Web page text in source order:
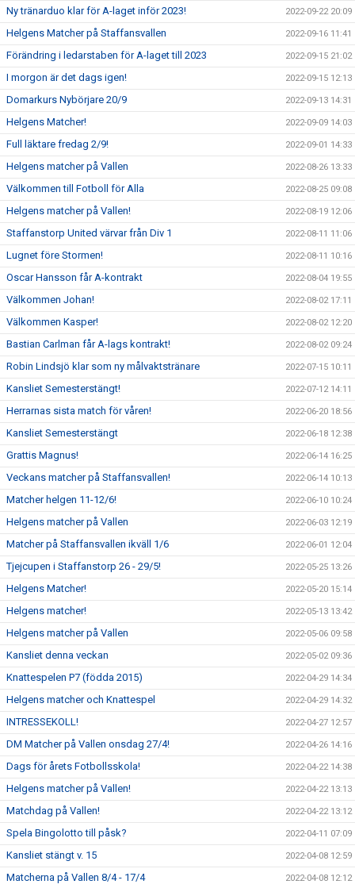
Ny tränarduo klar för A-laget inför 2023! 2022-09-22 20:09
Helgens Matcher på Staffansvallen 2022-09-16 11:41
Förändring i ledarstaben för A-laget till 2023 2022-09-15 21:02
I morgon är det dags igen! 2022-09-15 12:13
Domarkurs Nybörjare 20/9 2022-09-13 14:31
Helgens Matcher! 2022-09-09 14:03
Full läktare fredag 2/9! 2022-09-01 14:33
Helgens matcher på Vallen 2022-08-26 13:33
Välkommen till Fotboll för Alla 2022-08-25 09:08
Helgens matcher på Vallen! 2022-08-19 12:06
Staffanstorp United värvar från Div 1 2022-08-11 11:06
Lugnet före Stormen! 2022-08-11 10:16
Oscar Hansson får A-kontrakt 2022-08-04 19:55
Välkommen Johan! 2022-08-02 17:11
Välkommen Kasper! 2022-08-02 12:20
Bastian Carlman får A-lags kontrakt! 2022-08-02 09:24
Robin Lindsjö klar som ny målvaktstränare 2022-07-15 10:11
Kansliet Semesterstängt! 2022-07-12 14:11
Herrarnas sista match för våren! 2022-06-20 18:56
Kansliet Semesterstängt 2022-06-18 12:38
Grattis Magnus! 2022-06-14 16:25
Veckans matcher på Staffansvallen! 2022-06-14 10:13
Matcher helgen 11-12/6! 2022-06-10 10:24
Helgens matcher på Vallen 2022-06-03 12:19
Matcher på Staffansvallen ikväll 1/6 2022-06-01 12:04
Tjejcupen i Staffanstorp 26 - 29/5! 2022-05-25 13:26
Helgens Matcher! 2022-05-20 15:14
Helgens matcher! 2022-05-13 13:42
Helgens matcher på Vallen 2022-05-06 09:58
Kansliet denna veckan 2022-05-02 09:36
Knattespelen P7 (födda 2015) 2022-04-29 14:34
Helgens matcher och Knattespel 2022-04-29 14:32
INTRESSEKOLL! 2022-04-27 12:57
DM Matcher på Vallen onsdag 27/4! 2022-04-26 14:16
Dags för årets Fotbollsskola! 2022-04-22 14:38
Helgens matcher på Vallen! 2022-04-22 13:13
Matchdag på Vallen! 2022-04-22 13:12
Spela Bingolotto till påsk? 2022-04-11 07:09
Kansliet stängt v. 15 2022-04-08 12:59
Matcherna på Vallen 8/4 - 17/4 2022-04-08 12:12